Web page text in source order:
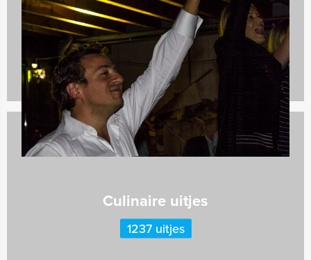
2167 uitjes
Culinaire uitjes
1237 uitjes